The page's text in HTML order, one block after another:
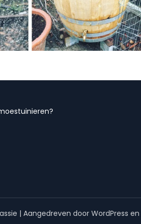
| Aangedreven door WordPress en